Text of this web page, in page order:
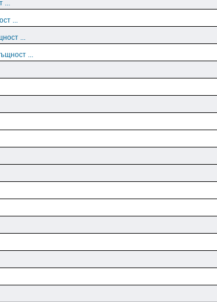
...
...
...
...